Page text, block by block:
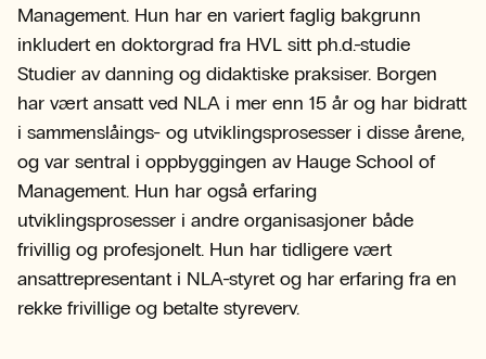
Management. Hun har en variert faglig bakgrunn
inkludert en doktorgrad fra HVL sitt ph.d.-studie
Studier av danning og didaktiske praksiser. Borgen
har vært ansatt ved NLA i mer enn 15 år og har bidratt
i sammenslåings- og utviklingsprosesser i disse årene,
og var sentral i oppbyggingen av Hauge School of
Management. Hun har også erfaring
utviklingsprosesser i andre organisasjoner både
frivillig og profesjonelt. Hun har tidligere vært
ansattrepresentant i NLA-styret og har erfaring fra en
rekke frivillige og betalte styreverv.